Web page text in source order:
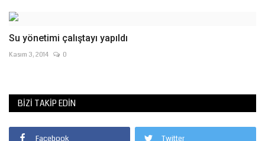
Su yönetimi çalıştayı yapıldı
Kasım 3, 2014 0
BIZI TAKIP EDIN
Facebook Twitter